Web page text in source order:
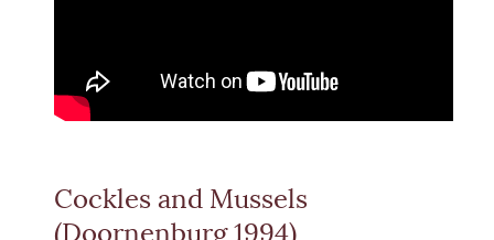
Cockles and Mussels
(Doornenburg 1994)